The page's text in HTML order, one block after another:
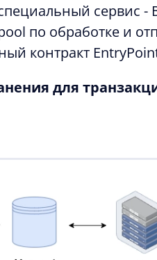
сервис -
по обработке и
контракт
для